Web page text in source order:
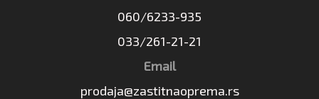
060/6233-935
033/261-21-21
Email
prodaja@zastitnaoprema.rs